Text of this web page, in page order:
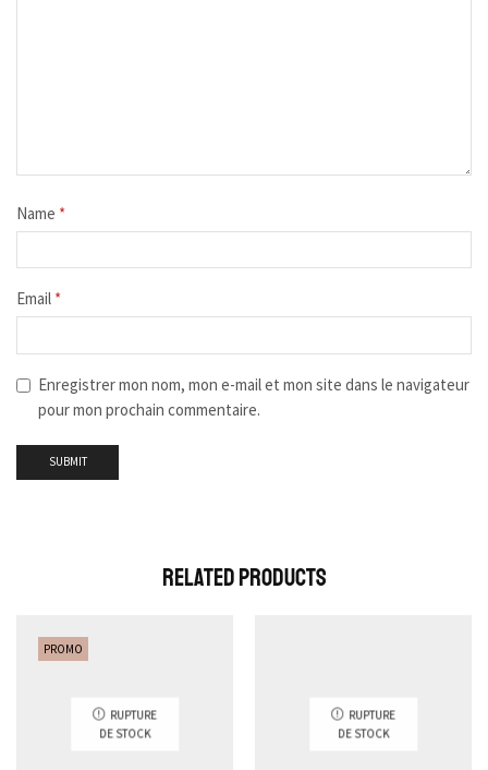
Name *
Email *
Enregistrer mon nom, mon e-mail et mon site dans le navigateur
pour mon prochain commentaire.
Related Products
PROMO
RUPTURE
DE STOCK
RUPTURE
DE STOCK